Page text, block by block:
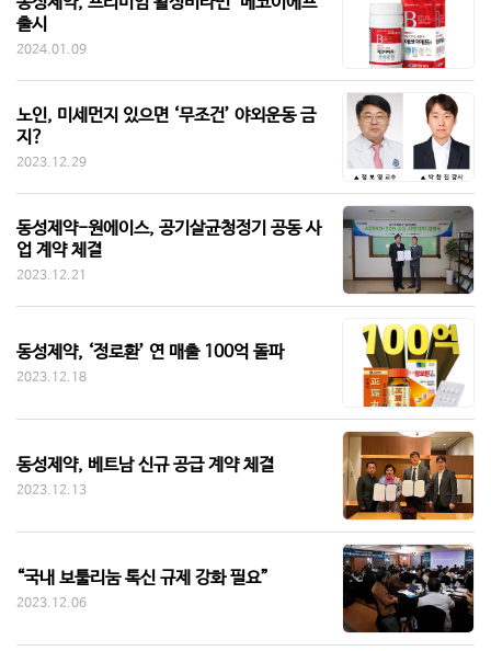
출시
2024.01.09
노인, 미세먼지 있으면 ‘무조건’ 야외운동 금
지?
2023.12.29
동성제약-원에이스, 공기살균청정기 공동 사
업 계약 체결
2023.12.21
동성제약, ‘정로환’ 연 매출 100억 돌파
2023.12.18
동성제약, 베트남 신규 공급 계약 체결
2023.12.13
“국내 보툴리눔 톡신 규제 강화 필요”
2023.12.06